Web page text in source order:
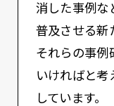
消した事例な
普及させる新
それらの事例
いければと考
しています。